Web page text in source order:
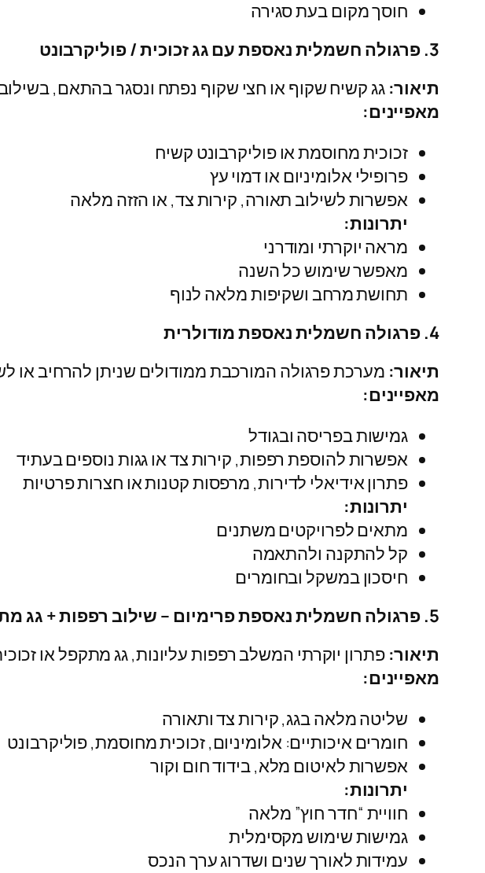
חוסך מקום בעת סגירה
3. פרגולה חשמלית נאספת עם גג זכוכית / פוליקרבונט
תיאור: גג קשיח שקוף או חצי שקוף נפתח ונסגר בהתאם,
מאפיינים:
זכוכית מחוסמת או פוליקרבונט קשיח
פרופילי אלומיניום או דמוי עץ
אפשרות לשילוב תאורה, קירות צד, או הזזה מלאה
יתרונות:
מראה יוקרתי ומודרני
מאפשר שימוש כל השנה
תחושת מרחב ושקיפות מלאה לנוף
4. פרגולה חשמלית נאספת מודולרית
תיאור: מערכת פרגולה המורכבת ממודולים שניתן להרחיב או
מאפיינים:
גמישות בפריסה ובגודל
אפשרות להוספת רפפות, קירות צד או גגות נוספים בעתיד
פתרון אידיאלי לדירות, מרפסות קטנות או חצרות פרטיות
יתרונות:
מתאים לפרויקטים משתנים
קל להתקנה ולהתאמה
חיסכון במשקל ובחומרים
5. פרגולה חשמלית נאספת פרימיום – שילוב רפפות + גג מתקפל + קירות צד
תיאור:פתרון יוקרתי המשלב רפפות עליונות, גג מתקפל או
מאפיינים:
שליטה מלאה בגג, קירות צד ותאורה
חומרים איכותיים: אלומיניום, זכוכית מחוסמת, פוליקרבונט
אפשרות לאיטום מלא, בידוד חום וקור
יתרונות:
חוויית “חדר חוץ” מלאה
גמישות שימוש מקסימלית
עמידות לאורך שנים ושדרוג ערך הנכס